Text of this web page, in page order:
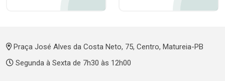
Praça José Alves da Costa Neto, 75, Centro, Matureia-PB
Segunda à Sexta de 7h30 às 12h00